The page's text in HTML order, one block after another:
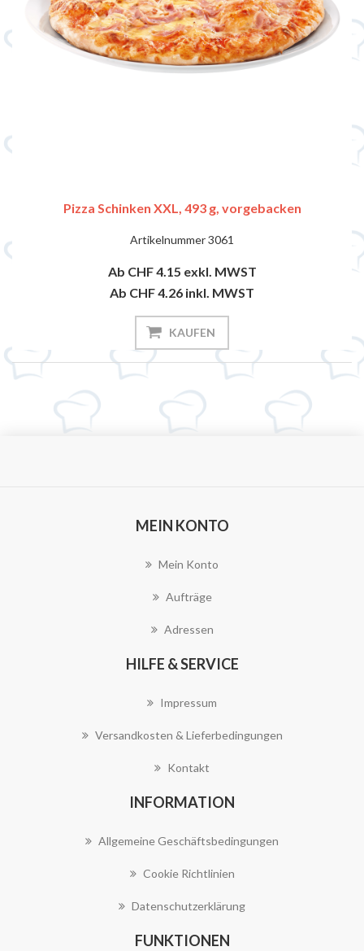
Pizza Schinken XXL, 493 g, vorgebacken
Artikelnummer3061
Ab CHF 4.15 exkl. MWST
Ab CHF 4.26 inkl. MWST
KAUFEN
MEIN KONTO
Mein Konto
Aufträge
Adressen
HILFE & SERVICE
Impressum
Versandkosten & Lieferbedingungen
Kontakt
INFORMATION
Allgemeine Geschäftsbedingungen
Cookie Richtlinien
Datenschutzerklärung
FUNKTIONEN